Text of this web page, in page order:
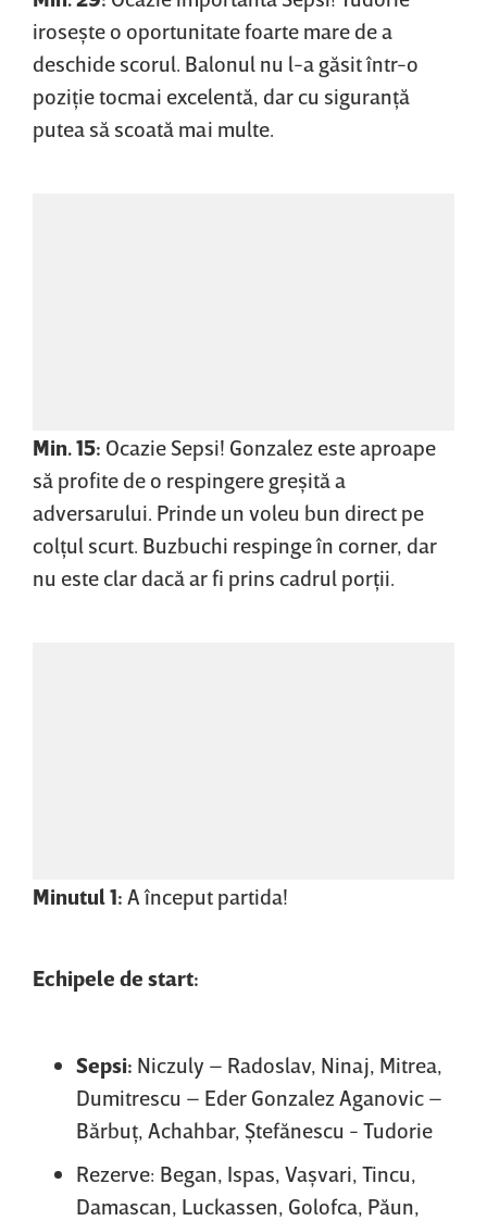
iroseşte o oportunitate foarte mare de a
deschide scorul. Balonul nu l-a găsit într-o
poziţie tocmai excelentă, dar cu siguranţă
putea să scoată mai multe.
Min. 15: Ocazie Sepsi! Gonzalez este aproape
să profite de o respingere greşită a
adversarului. Prinde un voleu bun direct pe
colţul scurt. Buzbuchi respinge în corner, dar
nu este clar dacă ar fi prins cadrul porţii.
Minutul 1: A început partida!
Echipele de start:
Sepsi: Niczuly – Radoslav, Ninaj, Mitrea,
Dumitrescu – Eder Gonzalez Aganovic –
Bărbuţ, Achahbar, Ştefănescu - Tudorie
Rezerve: Began, Ispas, Vaşvari, Tincu,
Damascan, Luckassen, Golofca, Păun,